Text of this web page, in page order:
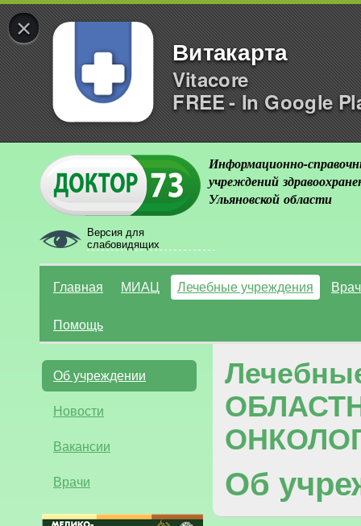
×
Витакарта
Vitacore
FREE - In Google
Версия для
слабовидящих
Информационно-
учреждений
Ульяновской области
Главная МИАЦ Лечебные учреждения
Помощь
Об учреждении
Новости
Вакансии
Врачи Об